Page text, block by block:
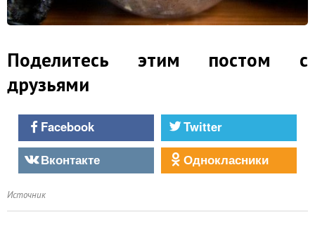
Поделитесь этим постом с
друзьями
Facebook
Twitter
Вконтакте
Однокласники
Источник